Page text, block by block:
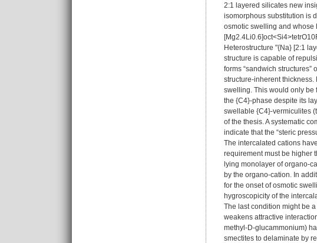
2:1 layered silicates new
isomorphous substitution is
osmotic swelling and whose
Heterostructure "{Na} [2:1
structure is capable of
forms “sandwich
structure-inherent
swelling. This would only be
the {C4}-phase despite its
swellable {C4}-vermiculites
of the thesis. A systematic
indicate that the “steric
The intercalated cations
requirement must be higher
lying monolayer of organo-
by the organo-cation. In
for the onset of osmotic
hygroscopicity of the
The last condition might be
weakens attractive
methyl-D-glucammonium)
smectites to delaminate by